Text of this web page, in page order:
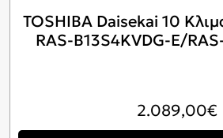
TOSHIBA Daisekai 10
RAS-B13S4KVDG-E/
2.089,00€